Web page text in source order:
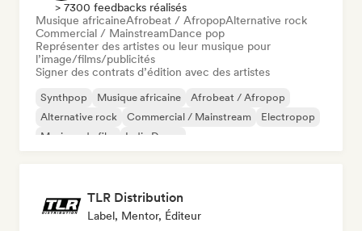
> 7300 feedbacks réalisés
Musique africaineAfrobeat / AfropopAlternative rock
Commercial / MainstreamDance pop
Représenter des artistes ou leur musique pour
l’image/films/publicités
Signer des contrats d’édition avec des artistes
Synthpop Musique africaine
Afrobeat / Afropop
Alternative rock
Commercial / Mainstream
Electropop
Musique de film
Indie Dance
TLR Distribution
Label, Mentor, Éditeur